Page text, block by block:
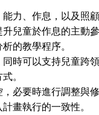
力、作息，以及照顧
兒童於作息的主動參
的教學程序。
時可以支持兒童跨
。
必要時進行調整與修
畫執行的一致性。